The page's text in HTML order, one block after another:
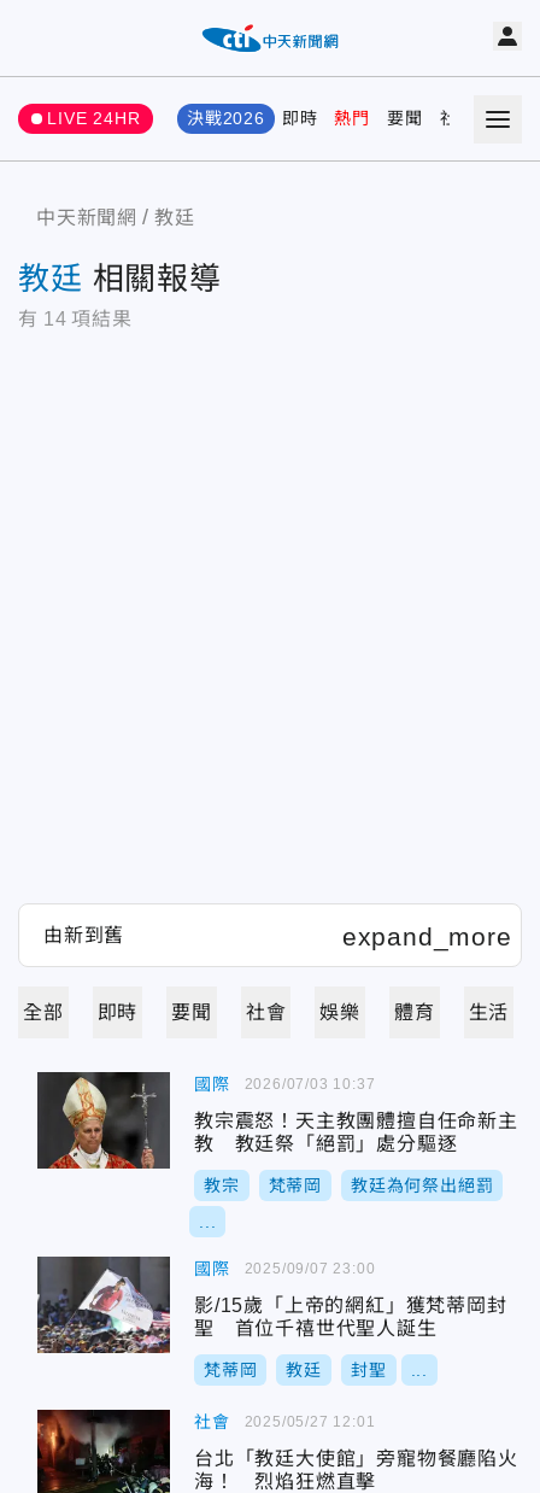
LIVE 24HR 決戰2026 即時 熱門 要聞 社會 娛樂
中天新聞網 教廷
教廷 相關報導
有 14 項結果
全部 即時 要聞 社會 娛樂 體育 生活
國際
教宗震怒！天主教團體擅自任命新主
教 教廷祭「絕罰」處分驅逐
教宗 梵蒂岡 教廷為何祭出絕罰
2026/07/03 10:37
國際
影/15歲「上帝的網紅」獲梵蒂岡封
聖 首位千禧世代聖人誕生
梵蒂岡 教廷 封聖
2025/09/07 23:00
社會
台北「教廷大使館」旁寵物餐廳陷火
海！ 烈焰狂燃直擊
2025/05/27 12:01